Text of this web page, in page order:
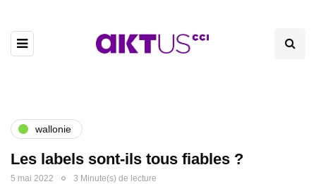
wallonie
Les labels sont-ils tous fiables ?
5 mai 2022 3 Minute(s) de lecture